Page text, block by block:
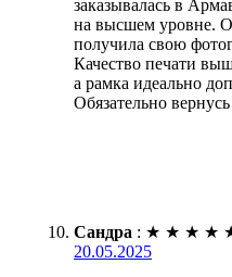
заказывалась в
на высшем уровне.
получила свою
Качество печати
а рамка идеально
Обязательно
Сандра : ★ ★ ★ ★
20.05.2025